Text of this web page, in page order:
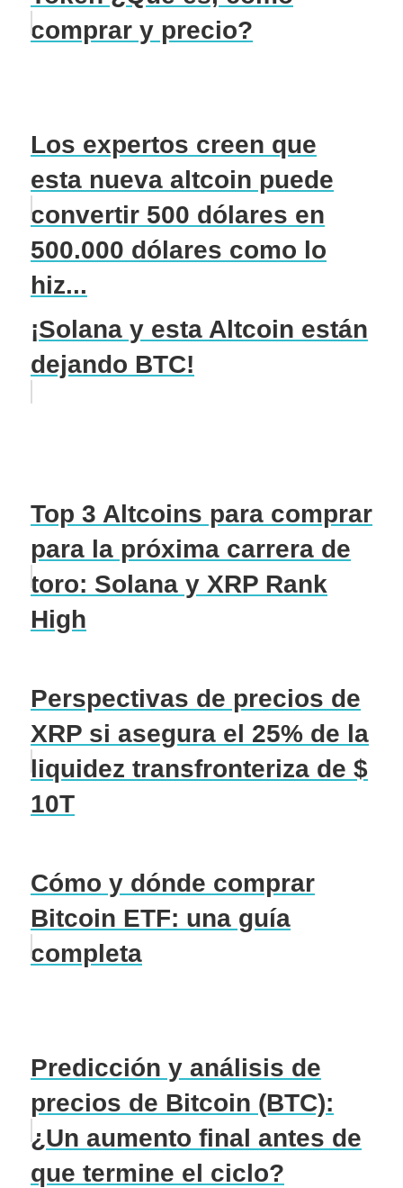
comprar y precio?
Los expertos creen que
esta nueva altcoin puede
convertir 500 dólares en
500.000 dólares como lo
hiz...
¡Solana y esta Altcoin están
dejando BTC!
Top 3 Altcoins para comprar
para la próxima carrera de
toro: Solana y XRP Rank
High
Perspectivas de precios de
XRP si asegura el 25% de la
liquidez transfronteriza de $
10T
Cómo y dónde comprar
Bitcoin ETF: una guía
completa
Predicción y análisis de
precios de Bitcoin (BTC):
¿Un aumento final antes de
que termine el ciclo?